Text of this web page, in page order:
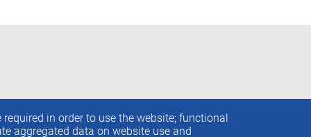
in order to use the website; functional
aggregated data on website use and